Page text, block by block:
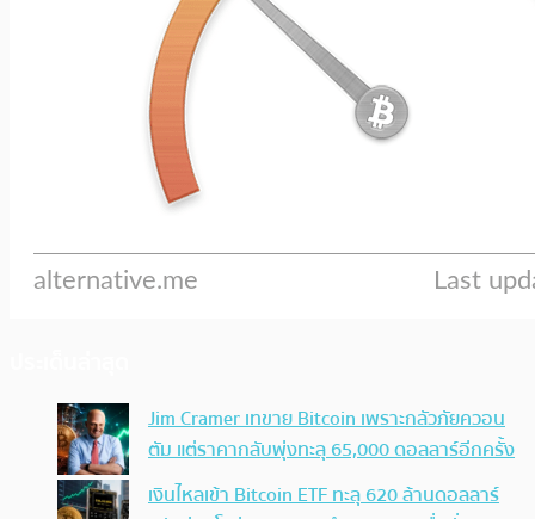
Jim Cramer เทขาย Bitcoin เพราะกลัวภัยควอน
ตัม แต่ราคากลับพุ่งทะลุ 65,000 ดอลลาร์อีกครั้ง
เงินไหลเข้า Bitcoin ETF ทะลุ 620 ล้านดอลลาร์